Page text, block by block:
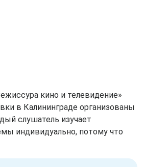
кино и телевидение»
в Калининграде организованы
слушатель изучает
индивидуально, потому что